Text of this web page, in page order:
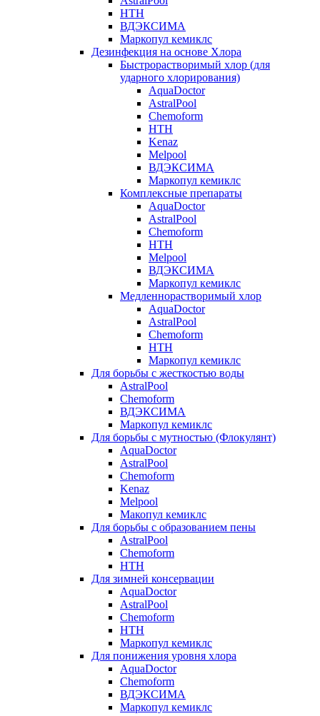
HTH
ВДЭКСИМА
Маркопул кемиклс
Дезинфекция на основе Хлора
Быстрорастворимый хлор (для
ударного хлорирования)
AquaDoctor
AstralPool
Chemoform
HTH
Kenaz
Melpool
ВДЭКСИМА
Маркопул кемиклс
Комплексные препараты
AquaDoctor
AstralPool
Chemoform
HTH
Melpool
ВДЭКСИМА
Маркопул кемиклс
Медленнорастворимый хлор
AquaDoctor
AstralPool
Chemoform
HTH
Маркопул кемиклс
Для борьбы с жесткостью воды
AstralPool
Chemoform
ВДЭКСИМА
Маркопул кемиклс
Для борьбы с мутностью (Флокулянт)
AquaDoctor
AstralPool
Chemoform
Kenaz
Melpool
Макопул кемиклс
Для борьбы с образованием пены
AstralPool
Chemoform
HTH
Для зимней консервации
AquaDoctor
AstralPool
Chemoform
HTH
Маркопул кемиклс
Для понижения уровня хлора
AquaDoctor
Chemoform
ВДЭКСИМА
Маркопул кемиклс